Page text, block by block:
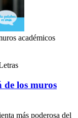
académicos
de los muros
más poderosa del